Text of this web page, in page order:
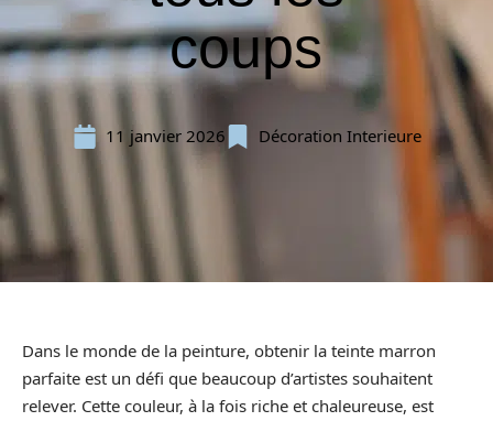
coups
11 janvier 2026 Décoration Interieure
Dans le monde de la peinture, obtenir la teinte marron
parfaite est un défi que beaucoup d’artistes souhaitent
relever. Cette couleur, à la fois riche et chaleureuse, est